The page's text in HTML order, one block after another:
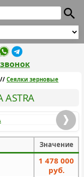
// Сеялки зерновые
ASTRA
Значение
1 478 000
руб.